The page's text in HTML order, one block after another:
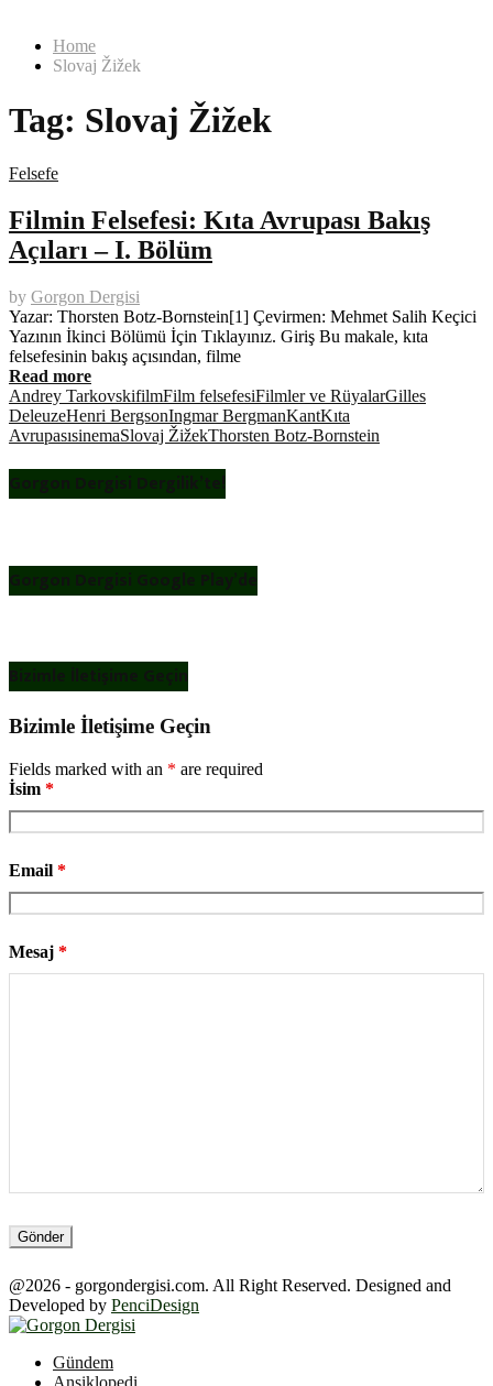
Home
Slovaj Žižek
Tag: Slovaj Žižek
Felsefe
Filmin Felsefesi: Kıta Avrupası Bakış
Açıları – I. Bölüm
by Gorgon Dergisi
Yazar: Thorsten Botz-Bornstein[1] Çevirmen: Mehmet Salih Keçici
Yazının İkinci Bölümü İçin Tıklayınız. Giriş Bu makale, kıta
felsefesinin bakış açısından, filme
Read more
Andrey TarkovskifilmFilm felsefesiFilmler ve RüyalarGilles
DeleuzeHenri BergsonIngmar BergmanKantKıta
AvrupasısinemaSlovaj ŽižekThorsten Botz-Bornstein
Gorgon Dergisi Dergilik’te!
Gorgon Dergisi Google Play’de
Bizimle İletişime Geçin
Bizimle İletişime Geçin
Fields marked with an * are required
İsim *
Email *
Mesaj *
@2026 - gorgondergisi.com. All Right Reserved. Designed and
Developed by PenciDesign
Gündem
Ansiklopedi